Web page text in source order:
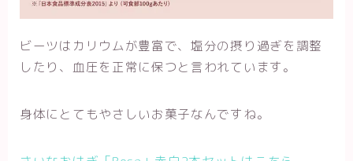
ビーツはカリウムが豊富で、塩分の摂り過ぎを調整
したり、血圧を正常に保つと言われています。
身体にとてもやさしいお菓子なんですね。